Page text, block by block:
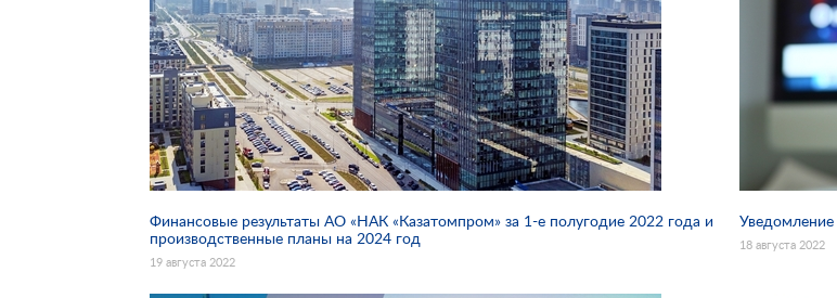
Финансовые результаты АО «НАК «Казатомпром» за 1-е полугодие 2022 года и
производственные планы на 2024 год
19 августа 2022
18 августа 2022